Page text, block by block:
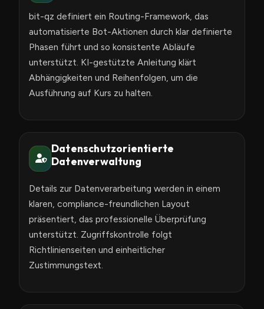
bit-qz definiert ein Routing-Framework, das
automatisierte Bot-Aktionen durch klar definierte
Phasen führt und so konsistente Abläufe
unterstützt. KI-gestützte Anleitung klärt
Abhängigkeiten und Reihenfolgen, um die
Ausführung auf Kurs zu halten.
Datenschutzorientierte
Datenverwaltung
Details zur Datenverarbeitung werden in einem
klaren, compliance-freundlichen Layout
präsentiert, das professionelle Überprüfung
unterstützt. Zugriffskontrolle folgt
Richtlinienseiten und einheitlicher
Zustimmungstext.